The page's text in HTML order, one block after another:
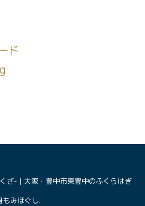
ド
ざ- | 大阪・豊中市東豊中のふくらはぎ
もみほぐし.